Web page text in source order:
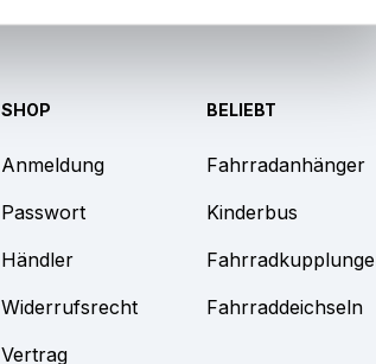
SHOP
Anmeldung
Passwort
Händler
Widerrufsrecht
Vertrag
BELIEBT
Fahrradanhänger
Kinderbus
Fahrraddeichseln